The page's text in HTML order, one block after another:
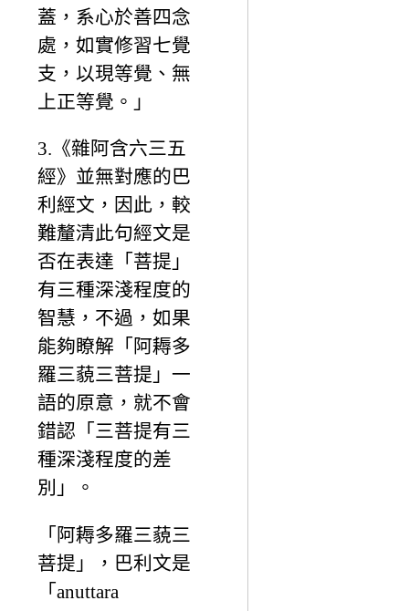
蓋，系心於善四念
處，如實修習七覺
支，以現等覺、無
上正等覺。」
3.《雜阿含六三五
經》並無對應的巴
利經文，因此，較
難釐清此句經文是
否在表達「菩提」
有三種深淺程度的
智慧，不過，如果
能夠瞭解「阿耨多
羅三藐三菩提」一
語的原意，就不會
錯認「三菩提有三
種深淺程度的差
別」。
「阿耨多羅三藐三
菩提」，巴利文是
「anuttara